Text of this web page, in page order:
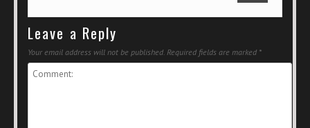
Leave a Reply
Your email address will not be published. Required fields are marked *